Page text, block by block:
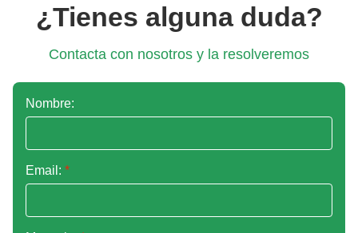
¿Tienes alguna duda?
Contacta con nosotros y la resolveremos
Nombre:
Email: *